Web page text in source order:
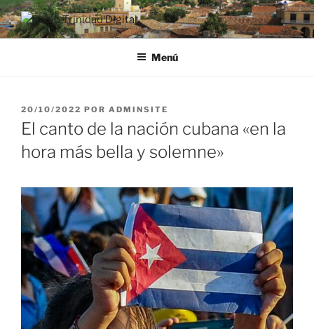
Saltar
al
contenido
RADIO TRINIDAD DIGITAL
Desde la Ciudad Museo del Caribe
Menú
PUBLICADO
EL
20/10/2022 POR ADMINSITE
El canto de la nación cubana «en la
hora más bella y solemne»